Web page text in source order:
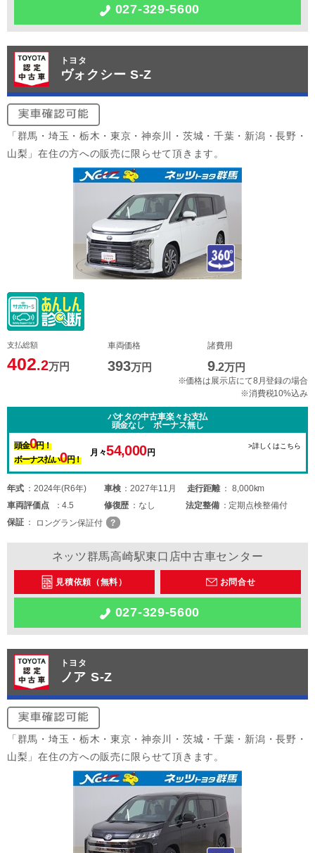
027-329-5600
トヨタ
ヴォクシー S-Z
「群馬・埼玉・栃木・東京・神奈川・茨城・千葉・新潟・長野・
山梨」在住の方への販売に限らせて頂きます。
支払総額
402.2万円
車両価格
393万円
諸費用
9.2万円
※価格は展示店にて8月登録の場合
※消費税10%込み
パオタの中古車楽々お支払
頭金なし ボーナス無し
頭金0円！
ボーナス払い0円！
月々54,000円
>詳しくはこちら
年式 2024年(R6年) 車検 2027年11月 走行距離
8,000km
車両評価点 4.5 修復歴 なし 法定整備
定期点検整備付
保証
ロングラン保証付
ネッツ群馬高崎駅東口店中古車センター
見積依頼（無料） お問合せ
027-329-5600
トヨタ
ノア S-Z
「群馬・埼玉・栃木・東京・神奈川・茨城・千葉・新潟・長野・
山梨」在住の方への販売に限らせて頂きます。